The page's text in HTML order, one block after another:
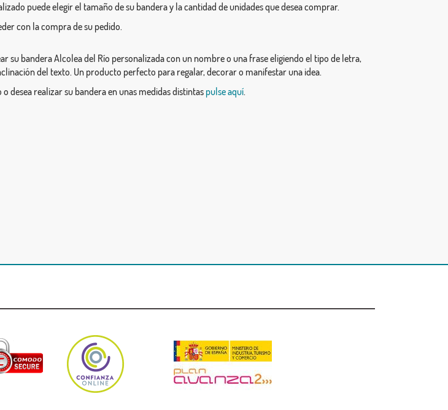
puede elegir el tamaño de su bandera y la cantidad de unidades que desea comprar.
con la compra de su pedido.
su bandera Alcolea del Río personalizada con un nombre o una frase eligiendo el tipo de letra,
del texto. Un producto perfecto para regalar, decorar o manifestar una idea.
desea realizar su bandera en unas medidas distintas pulse aquí.